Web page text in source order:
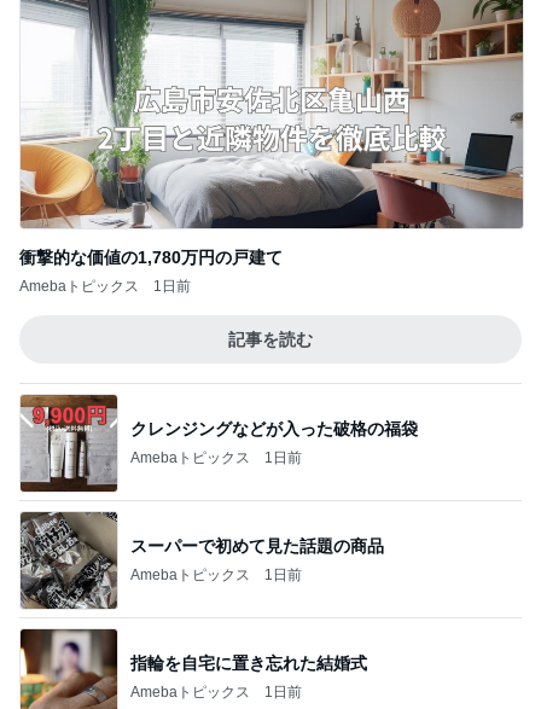
衝撃的な価値の1,780万円の戸建て
Amebaトピックス 1日前
記事を読む
クレンジングなどが入った破格の福袋
Amebaトピックス 1日前
スーパーで初めて見た話題の商品
Amebaトピックス 1日前
指輪を自宅に置き忘れた結婚式
Amebaトピックス 1日前